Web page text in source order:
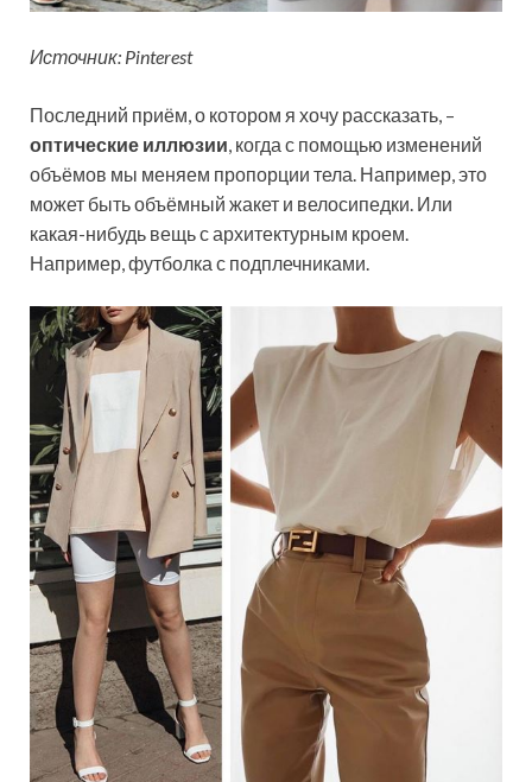
Источник: Pinterest
Последний приём, о котором я хочу рассказать, –
оптические иллюзии, когда с помощью изменений
объёмов мы меняем пропорции тела. Например, это
может быть объёмный жакет и велосипедки. Или
какая-нибудь вещь с архитектурным кроем.
Например, футболка с подплечниками.